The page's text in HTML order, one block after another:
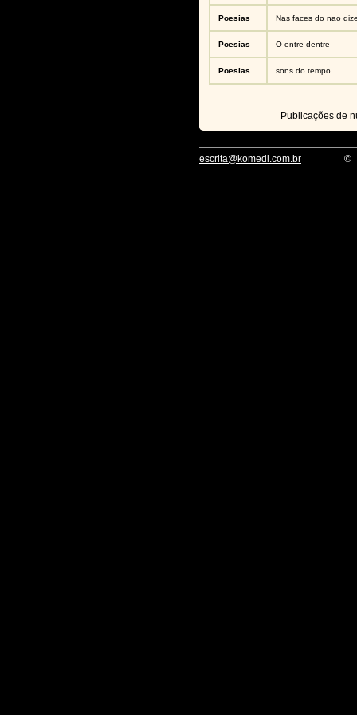
Poesias Nas faces do nao
Poesias O entre dentre
Poesias sons do tempo
Publicações de
escrita@komedi.com.br ©